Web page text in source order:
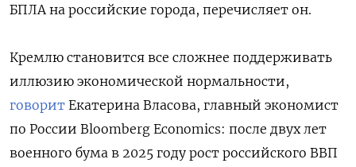
БПЛА на российские города, перечисляет он.
Кремлю становится все сложнее поддерживать
иллюзию экономической нормальности,
говорит Екатерина Власова, главный экономист
по России Bloomberg Economics: после двух лет
военного бума в 2025 году рост российского ВВП